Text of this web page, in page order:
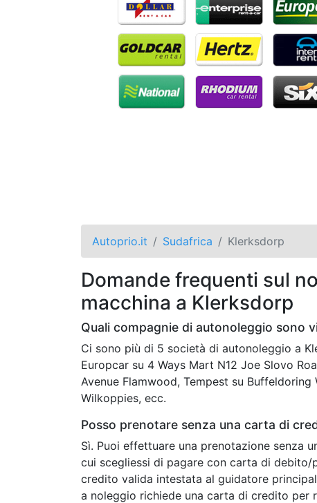
Autoprio.it Sudafrica Klerksdorp
Domande frequenti sul
macchina a Klerksdorp
Quali compagnie di autonoleggio sono
Ci sono più di 5 società di autonoleggio a
Europcar su 4 Ways Mart N12 Joe Slovo
Avenue Flamwood, Tempest su
Wilkoppies, ecc.
Posso prenotare senza una carta di
Sì. Puoi effettuare una prenotazione senza
cui scegliessi di pagare con carta di
credito valida intestata al guidatore
a noleggio richiede una carta di credito per